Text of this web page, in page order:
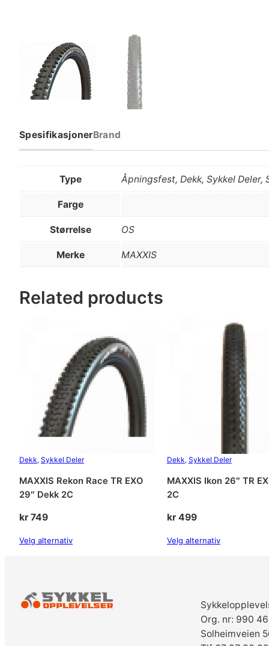
SpesifikasjonerBrand
Type Åpningsfest, Dekk, Sykkel Deler,
Farge
Størrelse OS
Merke MAXXIS
Related products
Dekk, Sykkel Deler
MAXXIS Rekon Race TR EXO
29″ Dekk 2C
kr 749
Velg alternativ
Dekk, Sykkel Deler
MAXXIS Ikon 26″ TR
2C
kr499
Velg alternativ
Org. nr: 990
Solheimveien